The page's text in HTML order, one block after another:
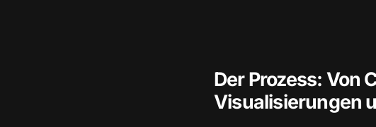
Der Prozess: Von
Visualisierungen